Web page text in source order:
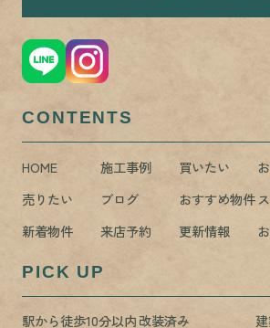
CONTENTS
HOME 施工事例 買いたい
売りたい
ブログ おすすめ物件
新着物件
来店予約 更新情報
PICK UP
駅から徒歩10分以内改装済み